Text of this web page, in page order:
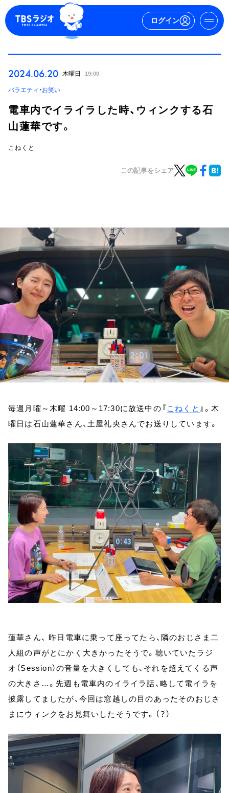
ログイン
ログイン
お知らせ
イベント・グッズ
会社情報
2024.06.20 木曜日 19:00
バラエティ・お笑い
電車内でイライラした時、ウィンクする石
山蓮華です。
こねくと
この記事をシェア
毎週月曜～木曜 14:00～17:30に放送中の『こねくと 』。木
曜日は石山蓮華さん、土屋礼央さんでお送りしています。
蓮華さん、 昨日電車に乗って座ってたら、隣のおじさま二
人組の声がとにかく大きかったそうで。聴いていたラジ
オ（Session）の音量を大きくしても、それを超えてくる声
の大きさ…。先週も電車内のイライラ話、略して電イラを
披露してましたが、今回は窓越しの目のあったそのおじさ
まにウィンクをお見舞いしたそうです。（？）